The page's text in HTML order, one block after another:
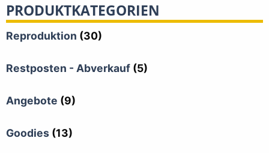
PRODUKTKATEGORIEN
Reproduktion (30)
Restposten - Abverkauf (5)
Angebote (9)
Goodies (13)